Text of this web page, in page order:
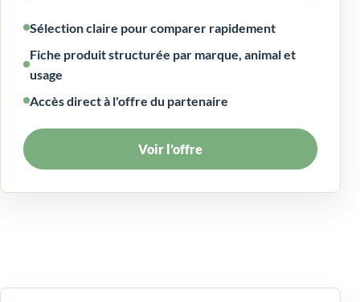
Sélection claire pour comparer rapidement
Fiche produit structurée par marque, animal et
usage
Accès direct à l'offre du partenaire
Voir l’offre